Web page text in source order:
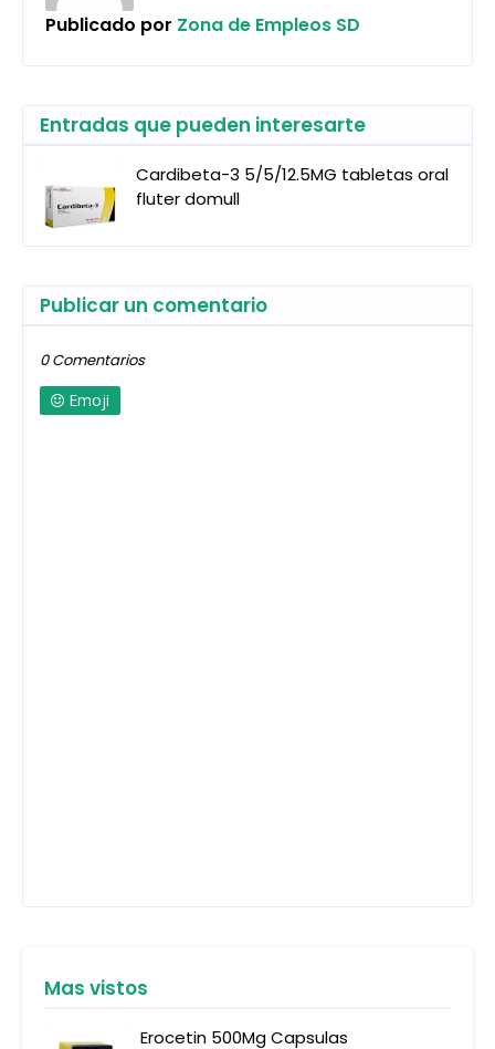
Publicado por Zona de Empleos SD
Entradas que pueden interesarte
Cardibeta-3 5/5/12.5MG tabletas oral
fluter domull
Publicar un comentario
0 Comentarios
Emoji
Mas vistos
Erocetin 500Mg Capsulas